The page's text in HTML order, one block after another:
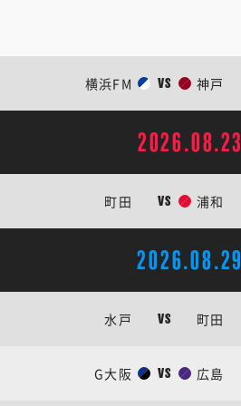
横浜FM VS 神戸
2026.08.23
町田 VS 浦和
2026.08.29
水戸 VS 町田
G大阪 VS 広島